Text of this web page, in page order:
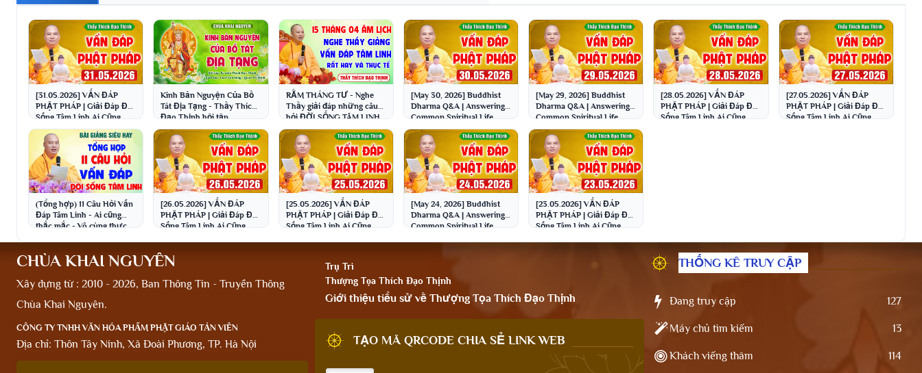
[31.05.2026] VẤN ĐÁP
PHẬT PHÁP | Giải Đáp Đời
Sống Tâm Linh Ai Cũng
Gặp | Thầy Thích Đạo
Thịnh
Kinh Bản Nguyện Của Bồ
Tát Địa Tạng - Thầy Thích
Đạo Thịnh hội tập
RẰM THÁNG TƯ - Nghe
Thầy giải đáp những câu
hỏi ĐỜI SỐNG TÂM LINH
thực tế│Thầy Thích Đạo
Thịnh
[May 30, 2026] Buddhist
Dharma Q&A | Answering
Common Spiritual Life
Questions | Venerable
Thich ...
[May 29, 2026] Buddhist
Dharma Q&A | Answering
Common Spiritual Life
Questions | Venerable
Thich ...
[28.05.2026] VẤN ĐÁP
PHẬT PHÁP | Giải Đáp Đời
Sống Tâm Linh Ai Cũng
[27.05.2026] VẤN ĐÁP
PHẬT PHÁP | Giải Đáp Đời
Sống Tâm Linh Ai Cũng
(Tổng hợp) 11 Câu Hỏi Vấn
Đáp Tâm Linh - Ai cũng
thắc mắc - Vô cùng thực
[26.05.2026] VẤN ĐÁP
PHẬT PHÁP | Giải Đáp Đời
Sống Tâm Linh Ai Cũng
[25.05.2026] VẤN ĐÁP
PHẬT PHÁP | Giải Đáp Đời
Sống Tâm Linh Ai Cũng
[May 24, 2026] Buddhist
Dharma Q&A | Answering
Common Spiritual Life
[23.05.2026] VẤN ĐÁP
PHẬT PHÁP | Giải Đáp Đời
Sống Tâm Linh Ai Cũng
CHÙA KHAI NGUYÊN
Xây dựng từ : 2010 - 2026, Ban Thông Tin - Truyền Thông
Chùa Khai Nguyên.
CÔNG TY TNHH VĂN HÓA PHẨM PHẬT GIÁO TẢN VIÊN
Địa chỉ: Thôn Tây Ninh, Xã Đoài Phương, TP. Hà Nội
Trụ Trì
Thượng Tọa Thích Đạo Thịnh
Giới thiệu tiểu sử về Thượng Tọa Thích Đạo Thịnh
TẠO MÃ QRCODE CHIA SẺ LINK WEB
THỐNG KÊ TRUY CẬP
Đang truy cập 127
Máy chủ tìm kiếm 13
Khách viếng thăm 114